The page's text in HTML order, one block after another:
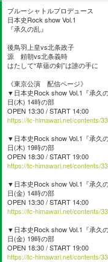
ブルーシャトルプロデュース
日本史Rock show Vol.1
『承久の乱』
後鳥羽上皇vs北条政子
源 頼朝vs北条義時
はたして“草薙の剣”は誰の手に
《東京公演 配信ページ》
▼日本史Rock show Vol.1『承久
日(木) 14時の部
OPEN 13:30 / START 14:00
https://fc-himawari.net/contents/
▼日本史Rock show Vol.1『承久
日(木) 19時の部
OPEN 18:30 / START 19:00
https://fc-himawari.net/contents/
▼日本史Rock show Vol.1『承久
日(金) 14時の部
OPEN 13:30 / START 14:00
https://fc-himawari.net/contents/
▼日本史Rock show Vol.1『承久
日(金) 19時の部
OPEN 18:30 / START 19:00
https://fc-himawari.net/contents/